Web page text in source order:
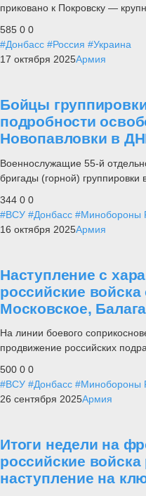
приковано к Покровску —
585 0 0
#Донбасс #Россия #Украина
17 октября 2025Армия
Бойцы
подробности
Новопавловки в
Военнослужащие 55-й
бригады (горной) группировки
344 0 0
#ВСУ #Донбасс #Минобороны
16 октября 2025Армия
Наступление с
российские
Московское,
На линии боевого
продвижение российских
500 0 0
#ВСУ #Донбасс #Минобороны
26 сентября 2025Армия
Итоги недели на
российские
наступление на